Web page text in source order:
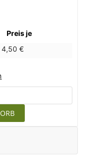
Preis je
4,50 €